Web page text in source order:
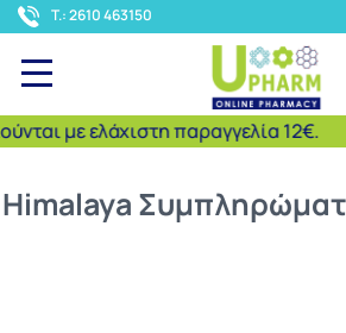
T.: 2610 463150
με ελάχιστη παραγγελία 12€.
Αναζήτηση
Himalaya